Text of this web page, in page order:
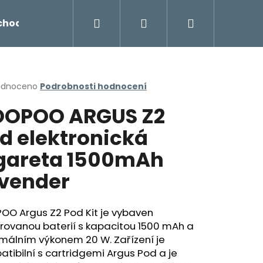
Napište námPřihlášení
Podrobnosti hodnocení
ARGUS Z2
elektronická
1500mAh
Argus Z2 Pod Kit je vybaven
baterií s kapacitou 1500 mAh a
výkonem 20 W. Zařízení je
s cartridgemi Argus Pod a je
Následující